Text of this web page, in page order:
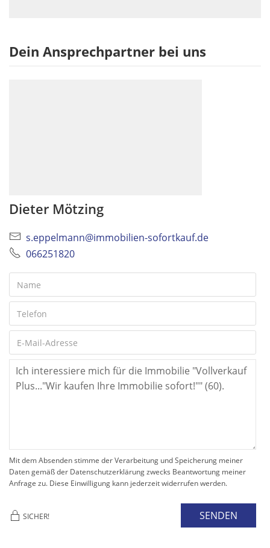
Dein Ansprechpartner bei uns
Dieter Mötzing
s.eppelmann@immobilien-sofortkauf.de
066251820
Mit dem Absenden stimme der Verarbeitung und Speicherung meiner
Daten gemäß der Datenschutzerklärung zwecks Beantwortung meiner
Anfrage zu. Diese Einwilligung kann jederzeit widerrufen werden.
SICHER! SENDEN